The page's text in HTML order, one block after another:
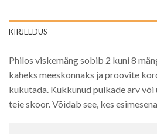
KIRJELDUS
Philos viskemäng sobib 2 kuni 8
kaheks meeskonnaks ja proovite
kukutada. Kukkunud pulkade arv või
teie skoor. Võidab see, kes